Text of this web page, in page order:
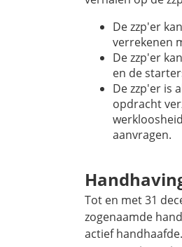
De zzp'er
verrekenen
De zzp'er
en de
De zzp'er is
opdracht
aanvragen.
Tot en met 31
zogenaamde
actief